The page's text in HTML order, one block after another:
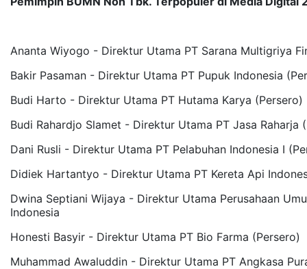
Ananta Wiyogo - Direktur Utama PT Sarana Multigriya
Bakir Pasaman - Direktur Utama PT Pupuk Indonesia
Budi Harto - Direktur Utama PT Hutama Karya (Persero)
Budi Rahardjo Slamet - Direktur Utama PT Jasa Raharja
Dani Rusli - Direktur Utama PT Pelabuhan Indonesia I
Didiek Hartantyo - Direktur Utama PT Kereta Api
Dwina Septiani Wijaya - Direktur Utama Perusahaan
Indonesia
Honesti Basyir - Direktur Utama PT Bio Farma (Persero)
Muhammad Awaluddin - Direktur Utama PT Angkasa